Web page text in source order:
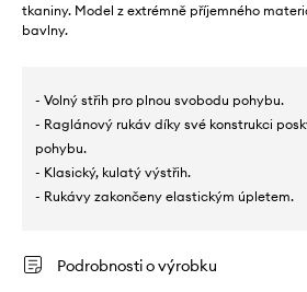
tkaniny. Model z extrémně příjemného
bavlny.
- Volný střih pro plnou svobodu pohybu.
- Raglánový rukáv díky své konstrukci
pohybu.
- Klasický, kulatý výstřih.
- Rukávy zakončeny elastickým úpletem.
Podrobnosti o výrobku